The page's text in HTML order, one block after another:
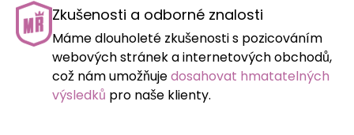
Zkušenosti a odborné znalosti
Máme dlouholeté zkušenosti s pozicováním
webových stránek a internetových obchodů,
což nám umožňujedosahovat hmatatelných
výsledků pro naše klienty.